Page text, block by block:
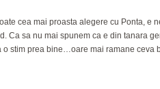
cea mai proasta alegere cu Ponta, e
Ca sa nu mai spunem ca e din tanara
stim prea bine…oare mai ramane ceva